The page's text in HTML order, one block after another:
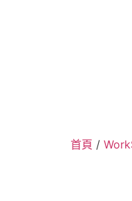
首頁 /